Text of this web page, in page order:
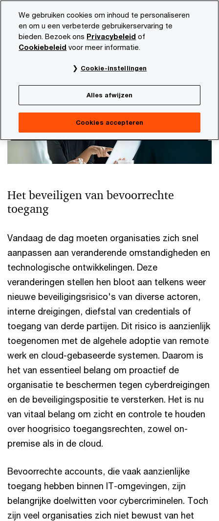
content
footer
PwC NL Onze dienstverlening Consulting
Privileged Access Management (PAM)
Het beveiligen van bevoorrechte
toegang
Vandaag de dag moeten organisaties zich snel
aanpassen aan veranderende omstandigheden en
technologische ontwikkelingen. Deze
veranderingen stellen hen bloot aan telkens weer
nieuwe beveiligingsrisico's van diverse actoren,
interne dreigingen, diefstal van credentials of
toegang van derde partijen. Dit risico is aanzienlijk
toegenomen met de algehele adoptie van remote
werk en cloud-gebaseerde systemen. Daarom is
het van essentieel belang om proactief de
organisatie te beschermen tegen cyberdreigingen
en de beveiligingspositie te versterken. Het is nu
van vitaal belang om zicht en controle te houden
over hoogrisico toegangsrechten, zowel on-
premise als in de cloud.
Bevoorrechte accounts, die vaak aanzienlijke
toegang hebben binnen IT-omgevingen, zijn
belangrijke doelwitten voor cybercriminelen. Toch
zijn veel organisaties zich niet bewust van het
We gebruiken cookies om inhoud te personaliseren
en om u een verbeterde gebruikerservaring te
bieden. Bezoek ons Privacybeleid of
Cookiebeleid voor meer informatie.
Cookie-instellingen
Alles afwijzen
Cookies accepteren